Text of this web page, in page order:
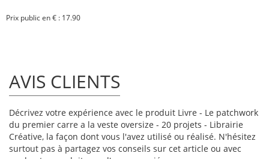
Prix public en € : 17.90
AVIS CLIENTS
Décrivez votre expérience avec le produit Livre - Le patchwork
du premier carre a la veste oversize - 20 projets - Librairie
Créative, la façon dont vous l'avez utilisé ou réalisé. N'hésitez
surtout pas à partagez vos conseils sur cet article ou avec